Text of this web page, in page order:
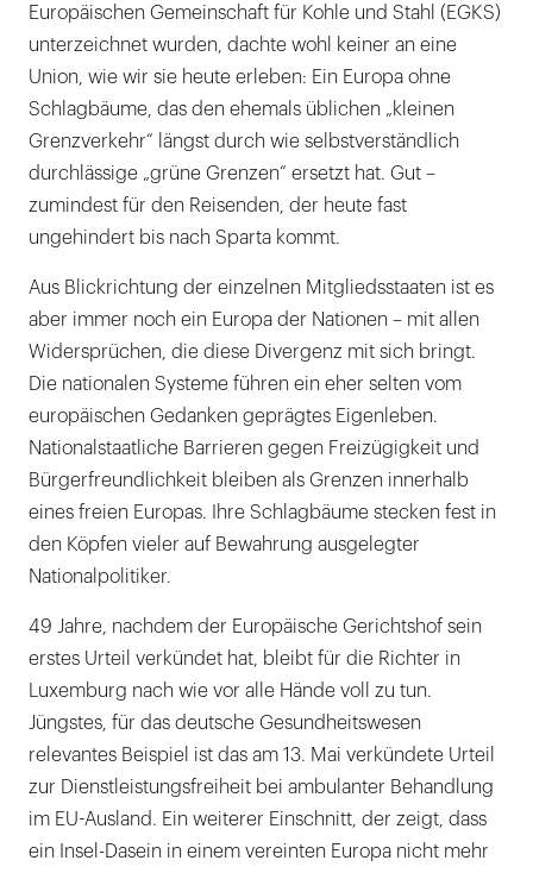
Europäischen Gemeinschaft für Kohle und Stahl (EGKS)
unterzeichnet wurden, dachte wohl keiner an eine
Union, wie wir sie heute erleben: Ein Europa ohne
Schlagbäume, das den ehemals üblichen „kleinen
Grenzverkehr“ längst durch wie selbstverständlich
durchlässige „grüne Grenzen“ ersetzt hat. Gut –
zumindest für den Reisenden, der heute fast
ungehindert bis nach Sparta kommt.
Aus Blickrichtung der einzelnen Mitgliedsstaaten ist es
aber immer noch ein Europa der Nationen – mit allen
Widersprüchen, die diese Divergenz mit sich bringt.
Die nationalen Systeme führen ein eher selten vom
europäischen Gedanken geprägtes Eigenleben.
Nationalstaatliche Barrieren gegen Freizügigkeit und
Bürgerfreundlichkeit bleiben als Grenzen innerhalb
eines freien Europas. Ihre Schlagbäume stecken fest in
den Köpfen vieler auf Bewahrung ausgelegter
Nationalpolitiker.
49 Jahre, nachdem der Europäische Gerichtshof sein
erstes Urteil verkündet hat, bleibt für die Richter in
Luxemburg nach wie vor alle Hände voll zu tun.
Jüngstes, für das deutsche Gesundheitswesen
relevantes Beispiel ist das am 13. Mai verkündete Urteil
zur Dienstleistungsfreiheit bei ambulanter Behandlung
im EU-Ausland. Ein weiterer Einschnitt, der zeigt, dass
ein Insel-Dasein in einem vereinten Europa nicht mehr